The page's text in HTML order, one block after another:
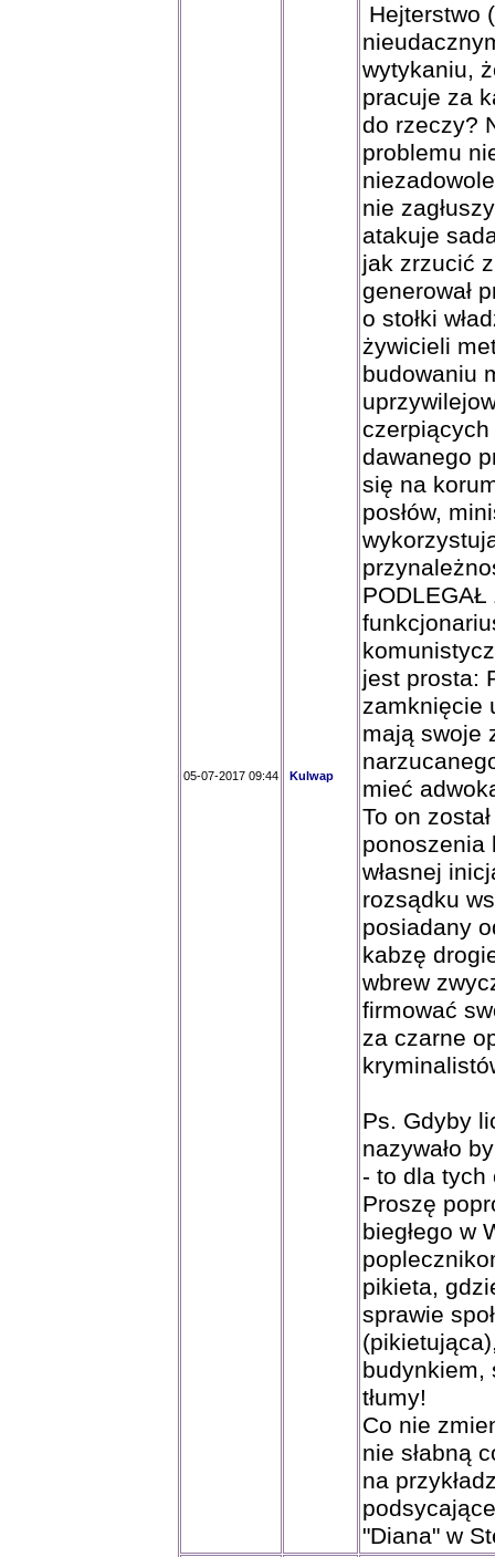
05-07-2017 09:44 Kulwap
Hejterstwo
wytykaniu,
pracuje za
do rzeczy?
problemu
nie
atakuje
jak zrzucić
generował
o stołki
żywicieli
budowaniu
czerpiących
dawanego
się na
posłów,
jest prosta:
zamknięcie
mają swoje
mieć
To on
ponoszenia
własnej
rozsądku
posiadany
kabzę
wbrew
firmować
za czarne
Ps. Gdyby
nazywało
- to dla tych
Proszę
biegłego w
pikieta,
sprawie
budynkiem,
tłumy!
Co nie
nie słabną
na
"Diana" w